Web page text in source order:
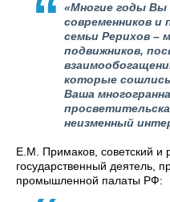
«Многие годы Вы
современников и
семьи Рерихов –
подвижников,
которые
Ваша
неизменный
Е.М. Примаков, советский и
государственный деятель,
промышленной палаты РФ: